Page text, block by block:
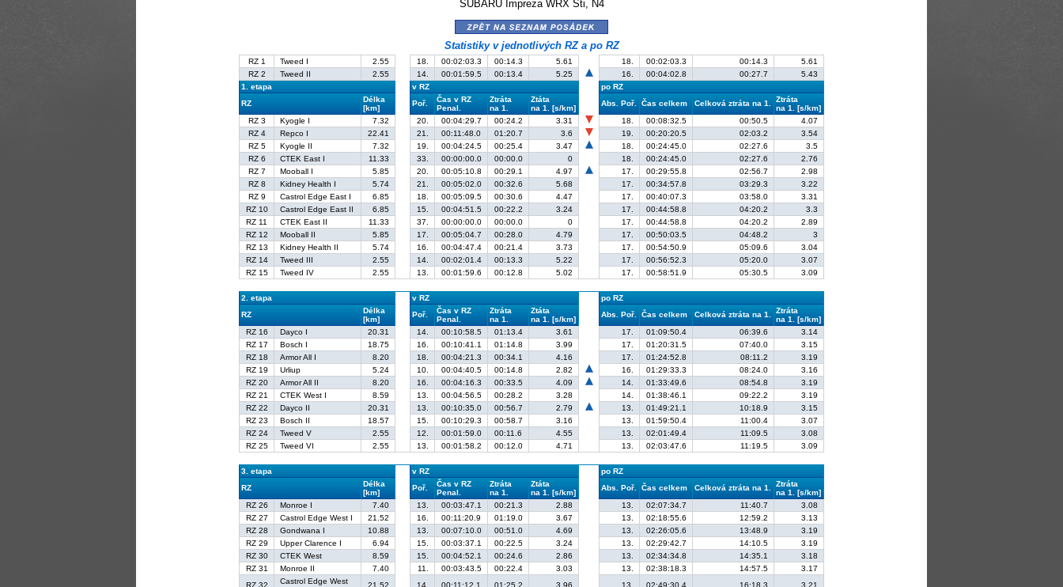
SUBARU Impreza WRX Sti, N4
zpět na seznam posádek
Statistiky v jednotlivých RZ a po RZ
RZ 1 Tweed I 2.55 18. 00:02:03.3 00:14.3 5.61 18. 00:02:03.3 00:14.3
5.61
RZ 2
Tweed II 2.55 14. 00:01:59.5 00:13.4 5.25 16. 00:04:02.8 00:27.7
5.43
1. etapa
v RZ
po RZ
RZ
Délka
[km]
Poř.
Čas v RZ
Penal.
Ztráta
na 1.
Ztáta
na 1. [s/km]
Abs. Poř. Čas celkem Celková ztráta na 1.
Ztráta
na 1. [s/km]
RZ 3
Kyogle I 7.32 20. 00:04:29.7 00:24.2 3.31 18. 00:08:32.5 00:50.5
4.07
RZ 4
Repco I 22.41 21. 00:11:48.0 01:20.7 3.6 19. 00:20:20.5 02:03.2
3.54
RZ 5
Kyogle II 7.32 19. 00:04:24.5 00:25.4 3.47 18. 00:24:45.0 02:27.6
3.5
RZ 6
CTEK East I 11.33 33. 00:00:00.0 00:00.0 0 18. 00:24:45.0 02:27.6
2.76
RZ 7
Mooball I 5.85 20. 00:05:10.8 00:29.1 4.97 17. 00:29:55.8 02:56.7
2.98
RZ 8
Kidney Health I 5.74 21. 00:05:02.0 00:32.6 5.68 17. 00:34:57.8 03:29.3
3.22
RZ 9
Castrol Edge East I 6.85 18. 00:05:09.5 00:30.6 4.47 17. 00:40:07.3 03:58.0
3.31
RZ 10
Castrol Edge East II 6.85 15. 00:04:51.5 00:22.2 3.24 17. 00:44:58.8 04:20.2
3.3
RZ 11
CTEK East II 11.33 37. 00:00:00.0 00:00.0 0 17. 00:44:58.8 04:20.2
2.89
RZ 12
Mooball II 5.85 17. 00:05:04.7 00:28.0 4.79 17. 00:50:03.5 04:48.2
3
RZ 13
Kidney Health II 5.74 16. 00:04:47.4 00:21.4 3.73 17. 00:54:50.9 05:09.6
3.04
RZ 14
Tweed III 2.55 14. 00:02:01.4 00:13.3 5.22 17. 00:56:52.3 05:20.0
3.07
RZ 15
Tweed IV 2.55 13. 00:01:59.6 00:12.8 5.02 17. 00:58:51.9 05:30.5 3.09
2. etapa v RZ
po RZ
RZ
Délka
[km]
Poř.
Čas v RZ
Penal.
Ztráta
na 1.
Ztáta
na 1. [s/km]
Abs. Poř. Čas celkem Celková ztráta na 1.
Ztráta
na 1. [s/km]
RZ 16
Dayco I 20.31 14. 00:10:58.5 01:13.4 3.61 17. 01:09:50.4 06:39.6
3.14
RZ 17
Bosch I 18.75 16. 00:10:41.1 01:14.8 3.99 17. 01:20:31.5 07:40.0
3.15
RZ 18
Armor All I 8.20 18. 00:04:21.3 00:34.1 4.16 17. 01:24:52.8 08:11.2
3.19
RZ 19
Urliup 5.24 10. 00:04:40.5 00:14.8 2.82 16. 01:29:33.3 08:24.0
3.16
RZ 20
Armor All II 8.20 16. 00:04:16.3 00:33.5 4.09 14. 01:33:49.6 08:54.8
3.19
RZ 21
CTEK West I 8.59 13. 00:04:56.5 00:28.2 3.28 14. 01:38:46.1 09:22.2
3.19
RZ 22
Dayco II 20.31 13. 00:10:35.0 00:56.7 2.79 13. 01:49:21.1 10:18.9
3.15
RZ 23
Bosch II 18.57 15. 00:10:29.3 00:58.7 3.16 13. 01:59:50.4 11:00.4
3.07
RZ 24
Tweed V 2.55 12. 00:01:59.0 00:11.6 4.55 13. 02:01:49.4 11:09.5
3.08
RZ 25
Tweed VI 2.55 13. 00:01:58.2 00:12.0 4.71 13. 02:03:47.6 11:19.5 3.09
3. etapa v RZ
po RZ
RZ
Délka
[km]
Poř.
Čas v RZ
Penal.
Ztráta
na 1.
Ztáta
na 1. [s/km]
Abs. Poř. Čas celkem Celková ztráta na 1.
Ztráta
na 1. [s/km]
RZ 26
Monroe I 7.40 13. 00:03:47.1 00:21.3 2.88 13. 02:07:34.7 11:40.7
3.08
RZ 27
Castrol Edge West I 21.52 16. 00:11:20.9 01:19.0 3.67 13. 02:18:55.6 12:59.2
3.13
RZ 28
Gondwana I 10.88 13. 00:07:10.0 00:51.0 4.69 13. 02:26:05.6 13:48.9
3.19
RZ 29
Upper Clarence I 6.94 15. 00:03:37.1 00:22.5 3.24 13. 02:29:42.7 14:10.5
3.19
RZ 30
CTEK West 8.59 15. 00:04:52.1 00:24.6 2.86 13. 02:34:34.8 14:35.1
3.18
RZ 31
Monroe II 7.40 11. 00:03:43.5 00:22.4 3.03 13. 02:38:18.3 14:57.5
3.17
RZ 32
Castrol Edge West
21.52 14. 00:11:12.1 01:25.2 3.96 13. 02:49:30.4 16:18.3
3.21